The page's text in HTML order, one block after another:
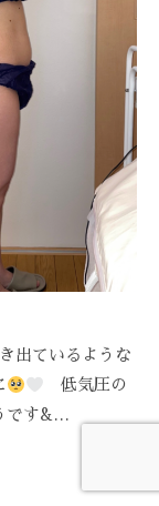
出ているような
低気圧の
です&…